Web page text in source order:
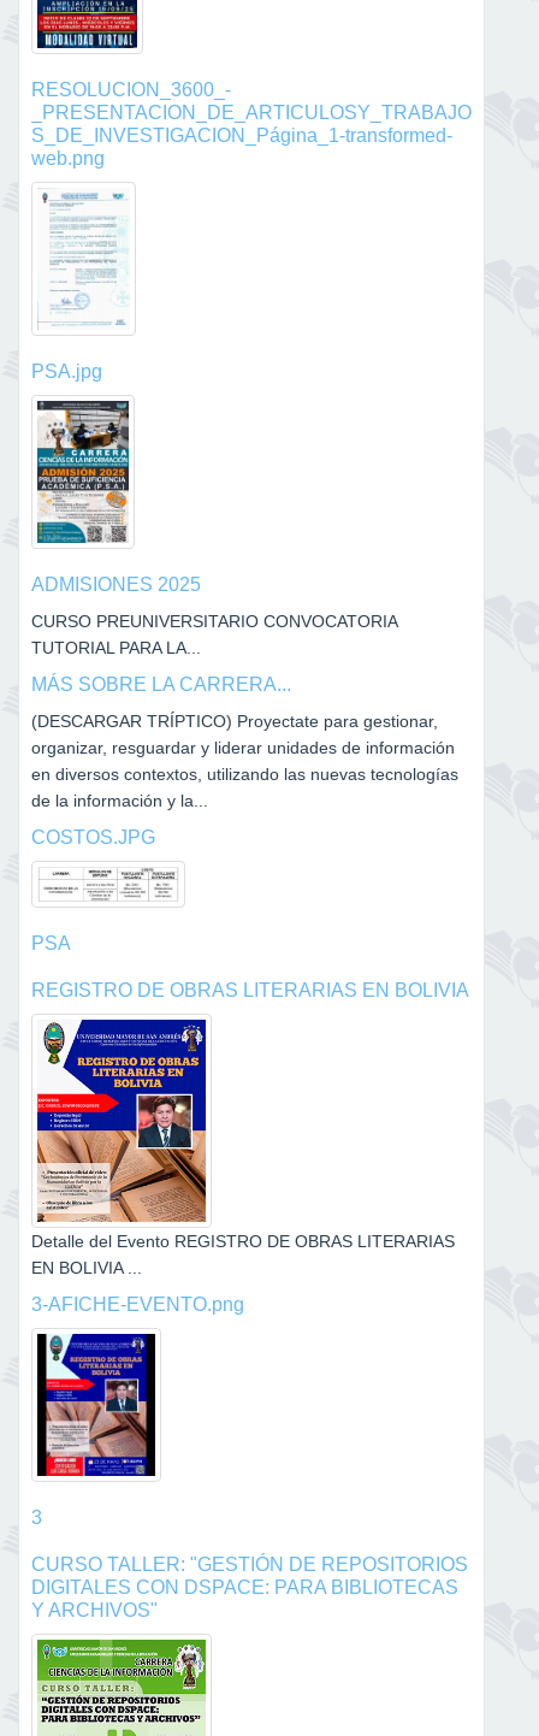
RESOLUCION_3600_-
_PRESENTACION_DE_ARTICULOSY_TRABAJO
S_DE_INVESTIGACION_Página_1-transformed-
web.png
PSA.jpg
ADMISIONES 2025
CURSO PREUNIVERSITARIO CONVOCATORIA
TUTORIAL PARA LA...
MÁS SOBRE LA CARRERA...
(DESCARGAR TRÍPTICO) Proyectate para gestionar,
organizar, resguardar y liderar unidades de información
en diversos contextos, utilizando las nuevas tecnologías
de la información y la...
COSTOS.JPG
PSA
REGISTRO DE OBRAS LITERARIAS EN BOLIVIA
Detalle del Evento REGISTRO DE OBRAS LITERARIAS
EN BOLIVIA ...
3-AFICHE-EVENTO.png
3
CURSO TALLER: "GESTIÓN DE REPOSITORIOS
DIGITALES CON DSPACE: PARA BIBLIOTECAS
Y ARCHIVOS"